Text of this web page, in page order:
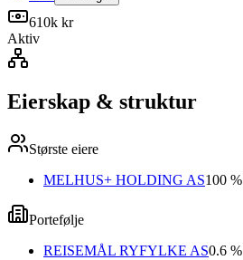
610k kr
Aktiv
Eierskap & struktur
Største eiere
MELHUS+ HOLDING AS100 %
Portefølje
REISEMÅL RYFYLKE AS0.6 %